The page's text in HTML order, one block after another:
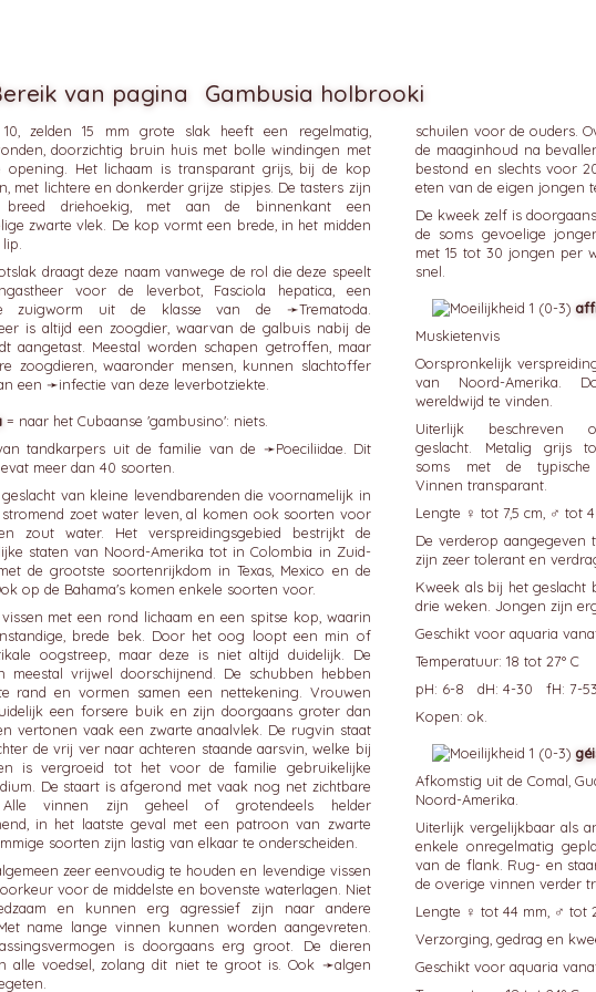
Gambusia holbrooki
zelden 15 mm grote slak heeft een regelmatig,
doorzichtig bruin huis met bolle windingen met
opening. Het lichaam is transparant grijs, bij de kop
met lichtere en donkerder grijze stipjes. De tasters zijn
driehoekig, met aan de binnenkant een
zwarte vlek. De kop vormt een brede, in het midden
draagt deze naam vanwege de rol die deze speelt
voor de leverbot, Fasciola hepatica, een
zuigworm uit de klasse van de ➛Trematoda
is altijd een zoogdier, waarvan de galbuis nabij de
aangetast. Meestal worden schapen getroffen, maar
zoogdieren, waaronder mensen, kunnen slachtoffer
een ➛infectie van deze leverbotziekte.
= naar het Cubaanse 'gambusino': niets.
Geslacht van tandkarpers uit de familie van de ➛Poeciliidae . Dit
meer dan 40 soorten.
van kleine levendbarenden die voornamelijk in
stromend zoet water leven, al komen ook soorten voor
zout water. Het verspreidingsgebied bestrijkt de
staten van Noord-Amerika tot in Colombia in Zuid-
de grootste soortenrijkdom in Texas, Mexico en de
op de Bahama's komen enkele soorten voor.
met een rond lichaam en een spitse kop, waarin
brede bek. Door het oog loopt een min of
oogstreep, maar deze is niet altijd duidelijk. De
meestal vrijwel doorschijnend. De schubben hebben
rand en vormen samen een nettekening. Vrouwen
een forsere buik en zijn doorgaans groter dan
vertonen vaak een zwarte anaalvlek. De rugvin staat
de vrij ver naar achteren staande aarsvin, welke bij
is vergroeid tot het voor de familie gebruikelijke
. De staart is afgerond met vaak nog net zichtbare
Alle vinnen zijn geheel of grotendeels helder
in het laatste geval met een patroon van zwarte
soorten zijn lastig van elkaar te onderscheiden.
zeer eenvoudig te houden en levendige vissen
voor de middelste en bovenste waterlagen. Niet
en kunnen erg agressief zijn naar andere
name lange vinnen kunnen worden aangevreten.
is doorgaans erg groot. De dieren
alle voedsel, zolang dit niet te groot is. Ook ➛algen
schuilen voor de ouders.
de maaginhoud na
bestond en slechts voor
eten van de eigen jongen
De kweek zelf is
de soms gevoelige
met 15 tot 30 jongen per
snel.
Muskietenvis
Oorspronkelijk
van Noord-Amerika.
wereldwijd te vinden.
Uiterlijk beschreven
geslacht. Metalig grijs
soms met de typische
Vinnen transparant.
Lengte ♀ tot 7,5 cm, ♂ tot
De verderop aangegeven
zijn zeer tolerant en
Kweek als bij het geslacht
drie weken. Jongen zijn
Geschikt voor aquaria
Temperatuur: 18 tot 27° C
pH: 6-8 dH: 4-30 fH: 7-
Kopen: ok.
Afkomstig uit de Comal,
Noord-Amerika.
Uiterlijk vergelijkbaar als
enkele onregelmatig
van de flank. Rug- en
de overige vinnen verder
Lengte ♀ tot 44 mm, ♂ tot
Verzorging, gedrag en
Geschikt voor aquaria